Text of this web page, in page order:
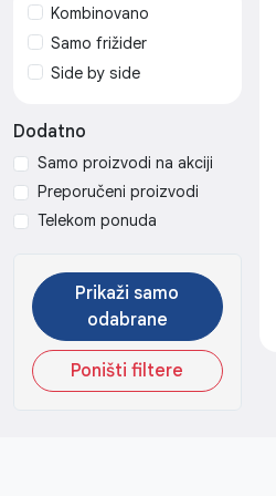
Kombinovano
Samo frižider
Side by side
Dodatno
Samo proizvodi na akciji
Preporučeni proizvodi
Telekom ponuda
Prikaži samo
odabrane
Poništi filtere